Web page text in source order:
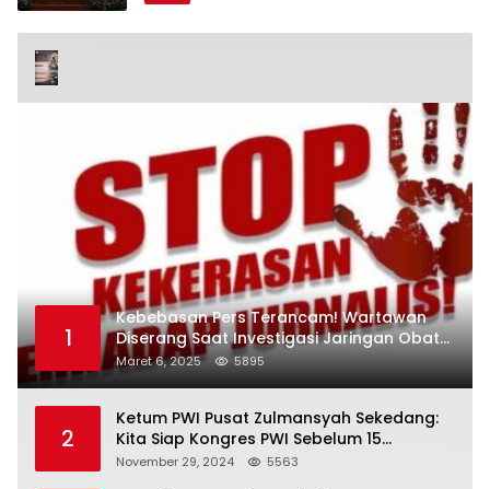
1
Kebebasan Pers Terancam! Wartawan
Diserang Saat Investigasi Jaringan Obat
Terlarang
Maret 6, 2025 5895
2
Ketum PWI Pusat Zulmansyah Sekedang:
Kita Siap Kongres PWI Sebelum 15
Desember 2024
November 29, 2024 5563